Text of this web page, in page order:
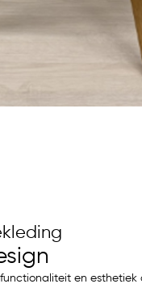
en